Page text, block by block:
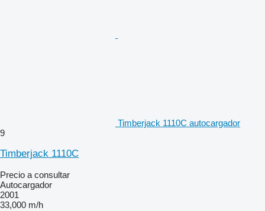
Timberjack 1110C autocargador
9
Timberjack 1110C
Precio a consultar
Autocargador
2001
33,000 m/h